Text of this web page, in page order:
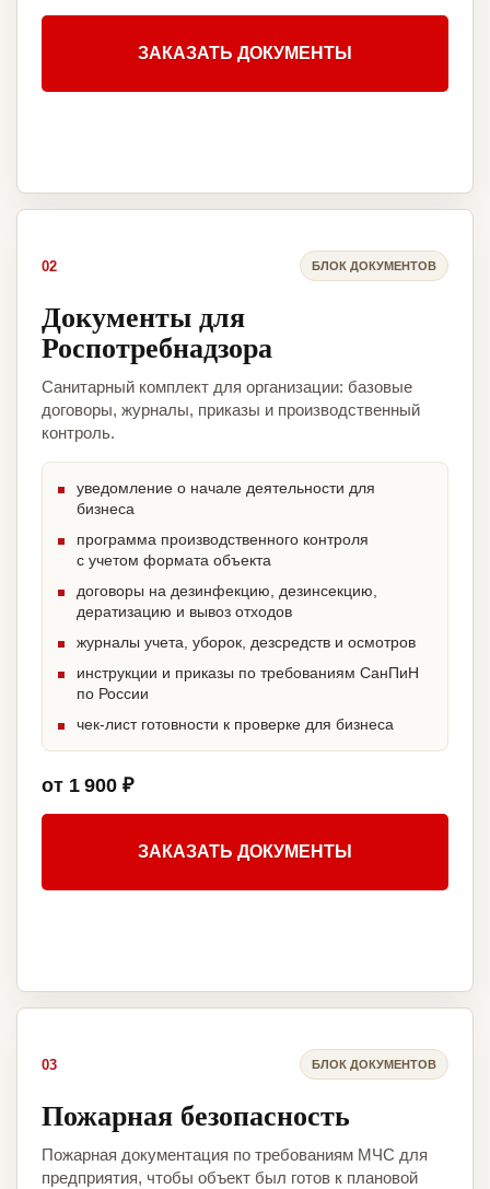
ЗАКАЗАТЬ ДОКУМЕНТЫ
02 БЛОК ДОКУМЕНТОВ
Документы для
Роспотребнадзора
Санитарный комплект для организации: базовые
договоры, журналы, приказы и производственный
контроль.
уведомление о начале деятельности для
бизнеса
программа производственного контроля
с учетом формата объекта
договоры на дезинфекцию, дезинсекцию,
дератизацию и вывоз отходов
журналы учета, уборок, дезсредств и осмотров
инструкции и приказы по требованиям СанПиН
по России
чек-лист готовности к проверке для бизнеса
от 1 900 ₽
ЗАКАЗАТЬ ДОКУМЕНТЫ
03 БЛОК ДОКУМЕНТОВ
Пожарная безопасность
Пожарная документация по требованиям МЧС для
предприятия, чтобы объект был готов к плановой